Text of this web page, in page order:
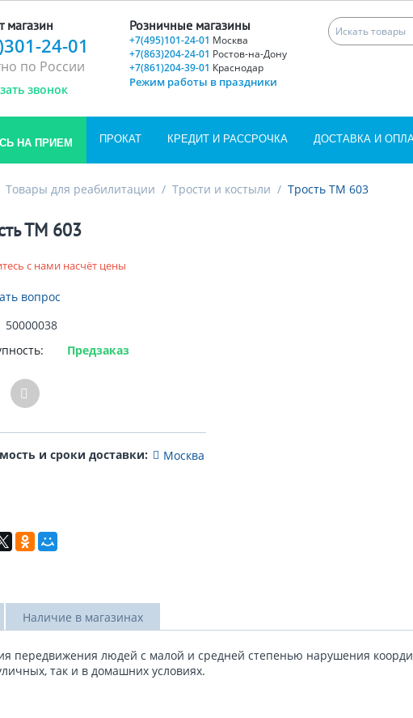
магазин
24-01
по России
звонок
Розничные магазины
+7(495)101-24-01 Москва
+7(863)204-24-01 Ростов-на-Дону
+7(861)204-39-01 Краснодар
Режим работы в праздники
НА ПРИЕМ ПРОКАТ КРЕДИТ И РАССРОЧКА ДОСТАВКА И
Товары для реабилитации / Трости и костыли / Трость ТМ 603
ТМ 603
с нами насчёт цены
вопрос
50000038
Предзаказ
и сроки доставки: Москва
Наличие в магазинах
передвижения людей с малой и средней степенью нарушения
так и в домашних условиях.